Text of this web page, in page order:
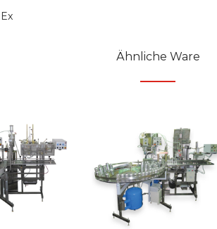
Ähnliche Ware